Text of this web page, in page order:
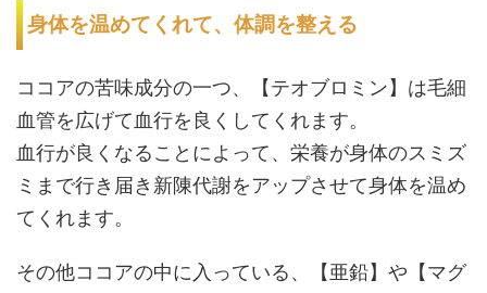
身体を温めてくれて、体調を整える
ココアの苦味成分の一つ、【テオブロミン】は毛細
血管を広げて血行を良くしてくれます。
血行が良くなることによって、栄養が身体のスミズ
ミまで行き届き新陳代謝をアップさせて身体を温め
てくれます。
その他ココアの中に入っている、【亜鉛】や【マグ